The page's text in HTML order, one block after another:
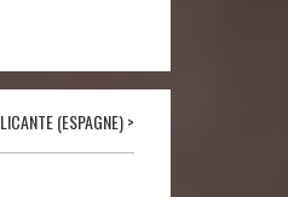
(ESPAGNE)>